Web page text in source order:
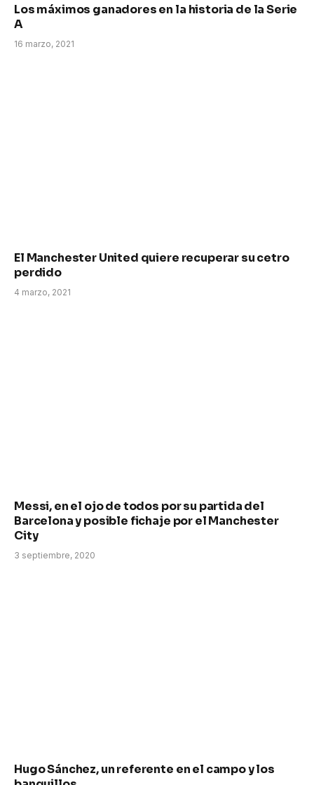
Los máximos ganadores en la historia de la Serie
A
16 marzo, 2021
El Manchester United quiere recuperar su cetro
perdido
4 marzo, 2021
Messi, en el ojo de todos por su partida del
Barcelona y posible fichaje por el Manchester
City
3 septiembre, 2020
Hugo Sánchez, un referente en el campo y los